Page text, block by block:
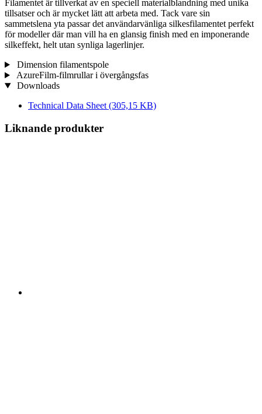
Filamentet är tillverkat av en speciell materialblandning med unika
tillsatser och är mycket lätt att arbeta med. Tack vare sin
sammetslena yta passar det användarvänliga silkesfilamentet perfekt
för modeller där man vill ha en glansig finish med en imponerande
silkeffekt, helt utan synliga lagerlinjer.
Dimension filamentspole
AzureFilm-filmrullar i övergångsfas
Downloads
Technical Data Sheet (305,15 KB)
Liknande produkter